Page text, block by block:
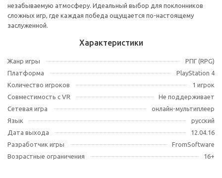
незабываемую атмосферу. Идеальный выбор для поклонников
сложных игр, где каждая победа ощущается по-настоящему
заслуженной.
Характеристики
Жанр игры
РПГ (RPG)
Платформа
PlayStation 4
Количество игроков
1 игрок
Совместимость с VR
Не поддерживает
Сетевая игра
онлайн-мультиплеер
Язык
русский
Дата выхода
12.04.16
Разработчик игры
FromSoftware
Возрастные ограничения
16+